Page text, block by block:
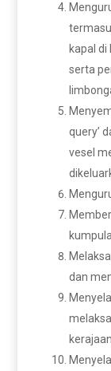
kapal di
serta
query’
vesel
dan